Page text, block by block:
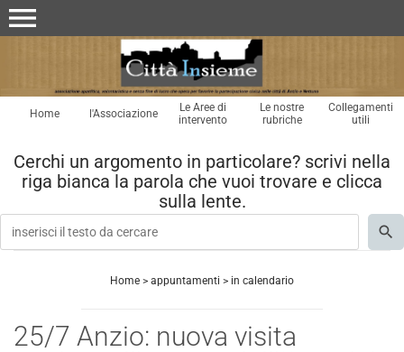
menu
Home l'Associazione
Le Aree di
intervento
Le nostre
rubriche
Collegamenti
utili
Cerchi un argomento in particolare? scrivi nella
riga bianca la parola che vuoi trovare e clicca
sulla lente.
Home > appuntamenti > in calendario
25/7 Anzio: nuova visita